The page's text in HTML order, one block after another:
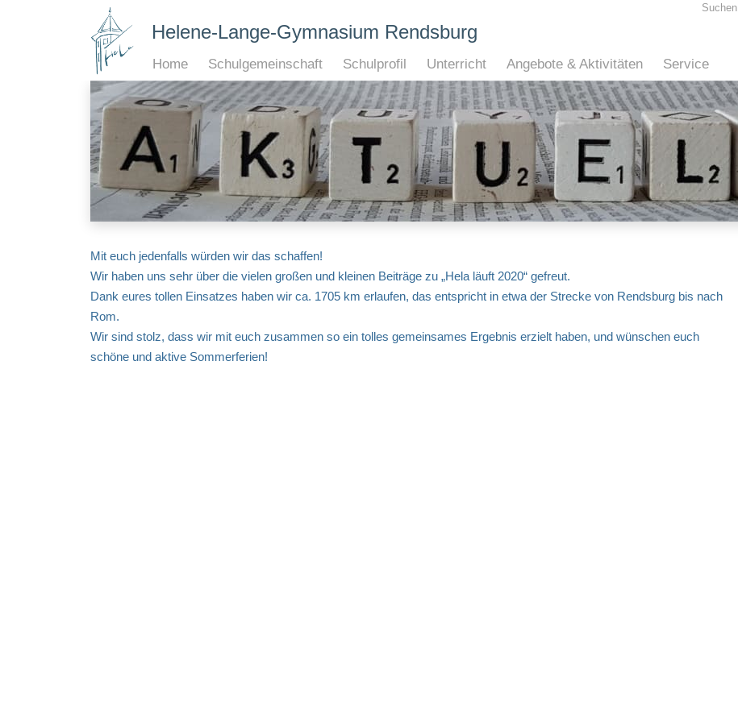
Suchen
Helene-Lange-Gymnasium Rendsburg
Home Schulgemeinschaft Schulprofil Unterricht Angebote & Aktivitäten Service
Mit euch jedenfalls würden wir das schaffen!
Wir haben uns sehr über die vielen großen und kleinen Beiträge zu „Hela läuft 2020“ gefreut.
Dank eures tollen Einsatzes haben wir ca. 1705 km erlaufen, das entspricht in etwa der Strecke von Rendsburg bis nach
Rom.
Wir sind stolz, dass wir mit euch zusammen so ein tolles gemeinsames Ergebnis erzielt haben, und wünschen euch
schöne und aktive Sommerferien!